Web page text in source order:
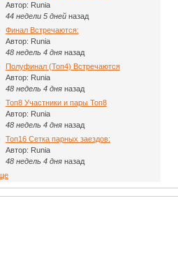
Автор: Runia
44 недели 5 днейназад
Финал Встречаются:
Автор: Runia
48 недель 4 дняназад
Полуфинал (Топ4) Встречаются
Автор: Runia
48 недель 4 дняназад
Топ8 Участники и пары Топ8
Автор: Runia
48 недель 4 дняназад
Топ16 Сетка парных заездов:
Автор: Runia
48 недель 4 дняназад